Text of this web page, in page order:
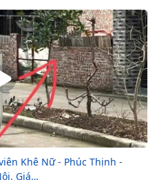
Khê Nữ - Phúc Thịnh -
Giá…